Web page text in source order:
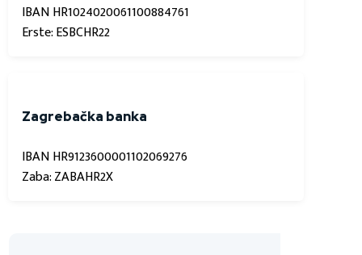
IBAN HR1024020061100884761
Erste: ESBCHR22
Zagrebačka banka
IBAN HR9123600001102069276
Zaba: ZABAHR2X